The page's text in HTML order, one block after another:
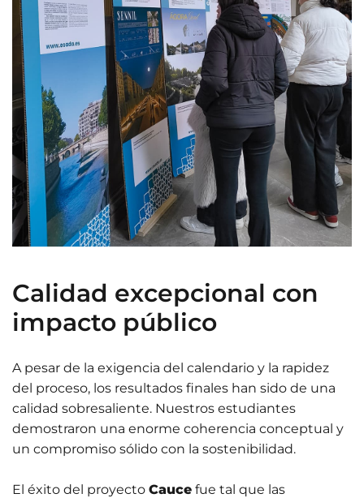
Calidad excepcional con
impacto público
A pesar de la exigencia del calendario y la rapidez
del proceso, los resultados finales han sido de una
calidad sobresaliente. Nuestros estudiantes
demostraron una enorme coherencia conceptual y
un compromiso sólido con la sostenibilidad.
El éxito del proyecto Cauce fue tal que las